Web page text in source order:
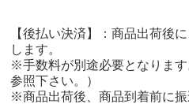
【後払い決済】：商品出荷後
します。
※手数料が別途必要となりま
参照下さい。）
※商品出荷後、商品到着前に